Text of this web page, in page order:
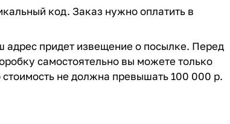
код. Заказ нужно оплатить в
адрес придет извещение о посылке. Перед
самостоятельно вы можете только
не должна превышать 100 000 р.